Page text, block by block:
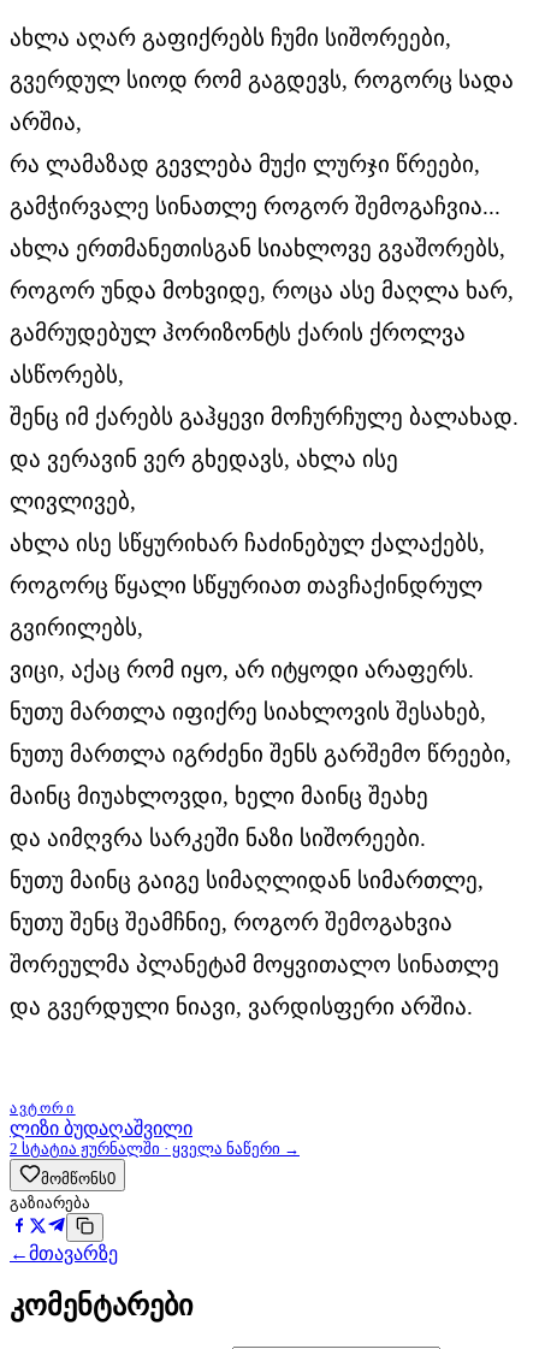
ახლა აღარ გაფიქრებს ჩუმი სიშორეები,
გვერდულ სიოდ რომ გაგდევს, როგორც სადა
არშია,
რა ლამაზად გევლება მუქი ლურჯი წრეები,
გამჭირვალე სინათლე როგორ შემოგაჩვია...
ახლა ერთმანეთისგან სიახლოვე გვაშორებს,
როგორ უნდა მოხვიდე, როცა ასე მაღლა ხარ,
გამრუდებულ ჰორიზონტს ქარის ქროლვა
ასწორებს,
შენც იმ ქარებს გაჰყევი მოჩურჩულე ბალახად.
და ვერავინ ვერ გხედავს, ახლა ისე
ლივლივებ,
ახლა ისე სწყურიხარ ჩაძინებულ ქალაქებს,
როგორც წყალი სწყურიათ თავჩაქინდრულ
გვირილებს,
ვიცი, აქაც რომ იყო, არ იტყოდი არაფერს.
ნუთუ მართლა იფიქრე სიახლოვის შესახებ,
ნუთუ მართლა იგრძენი შენს გარშემო წრეები,
მაინც მიუახლოვდი, ხელი მაინც შეახე
და აიმღვრა სარკეში ნაზი სიშორეები.
ნუთუ მაინც გაიგე სიმაღლიდან სიმართლე,
ნუთუ შენც შეამჩნიე, როგორ შემოგახვია
შორეულმა პლანეტამ მოყვითალო სინათლე
და გვერდული ნიავი, ვარდისფერი არშია.
ᲐᲕᲢᲝᲠᲘ
ლიზი ბუდაღაშვილი
2 სტატია ჟურნალში · ყველა ნაწერი →
მომწონს0
გაზიარება
←მთავარზე
კომენტარები